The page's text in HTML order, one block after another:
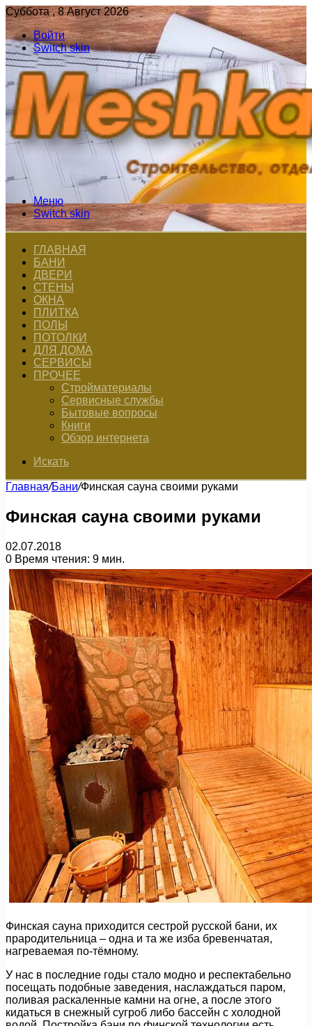
Суббота , 8 Август 2026
Войти
Switch skin
Меню
Switch skin
ГЛАВНАЯ
БАНИ
ДВЕРИ
СТЕНЫ
ОКНА
ПЛИТКА
ПОЛЫ
ПОТОЛКИ
ДЛЯ ДОМА
СЕРВИСЫ
ПРОЧЕЕ
Стройматериалы
Сервисные службы
Бытовые вопросы
Книги
Обзор интернета
Искать
Главная/Бани/Финская сауна своими руками
Финская сауна своими руками
02.07.2018
0 Время чтения: 9 мин.
Финская сауна приходится сестрой русской бани, их
прародительница – одна и та же изба бревенчатая,
нагреваемая по-тёмному.
У нас в последние годы стало модно и респектабельно
посещать подобные заведения, наслаждаться паром,
поливая раскаленные камни на огне, а после этого
кидаться в снежный сугроб либо бассейн с холодной